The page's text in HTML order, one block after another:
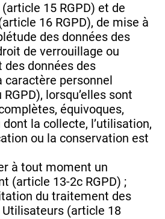
(article 15 RGPD) et de
16 RGPD), de mise à
des données des
de verrouillage ou
des données des
personnel
lorsqu’elles sont
équivoques,
la collecte, l’utilisation,
ou la conservation est
à tout moment un
(article 13-2c RGPD) ;
du traitement des
Utilisateurs (article 18